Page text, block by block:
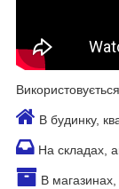
В будинку,
На складах,
В